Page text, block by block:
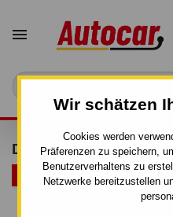
Wir schätzen
Cookies werden
Präferenzen zu speichern,
Benutzerverhaltens zu
Netzwerke bereitzustellen

DACHTRÄGER
ARTIKELBÜNDEL